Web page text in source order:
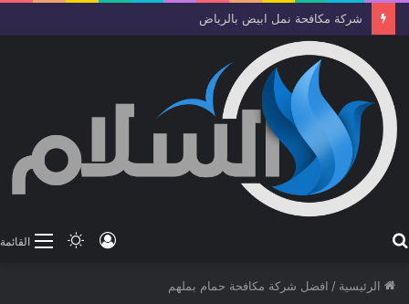
شركة مكافحة نمل ابيض بالرياض
القائمة الوضع تسجيل
الرئيسية / افضل شركة مكافحة حمام بملهم